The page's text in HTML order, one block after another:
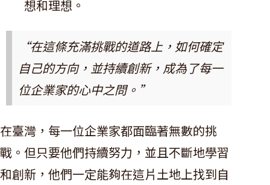
想和理想。
“在這條充滿挑戰的道路上，如何確定
自己的方向，並持續創新，成為了每一
位企業家的心中之問。”
在臺灣，每一位企業家都面臨著無數的挑
戰。但只要他們持續努力，並且不斷地學習
和創新，他們一定能夠在這片土地上找到自